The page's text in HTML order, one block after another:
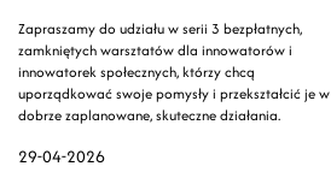
29-04-2026
Zapraszamy do udziału w serii 3 bezpłatnych,
zamkniętych warsztatów dla innowatorów i
innowatorek społecznych, którzy chcą
uporządkować swoje pomysły i przekształcić je w
dobrze zaplanowane, skuteczne działania.